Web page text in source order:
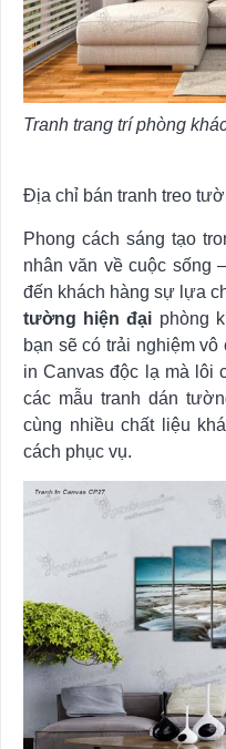
Tranh trang trí phòng
Địa chỉ bán tranh treo
Phong cách sáng tạo
nhân văn về cuộc sống
đến khách hàng sự lựa
tường hiện đại phòng
bạn sẽ có trải nghiệm
in Canvas độc lạ mà lôi
các mẫu tranh dán
cùng nhiều chất liệu
cách phục vụ.